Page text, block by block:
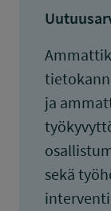
ja
sekä